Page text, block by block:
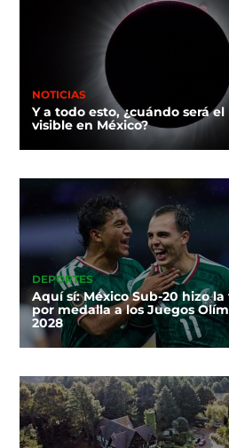
NOTICIAS
Y a todo esto, ¿cuándo será
visible en México?
DEPORTES
Aquí sí: México Sub-20 hizo
por medalla a los Juegos
2028